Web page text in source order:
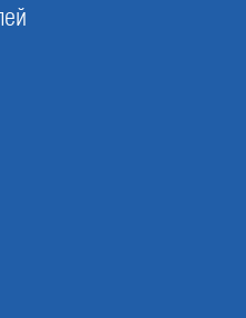
это изучение
геологические,
анализ —
и объектов, в том
вблизи
Кодекса
инженерно-